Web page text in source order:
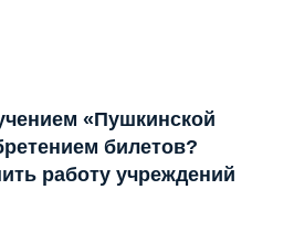
«Пушкинской
билетов?
работу учреждений